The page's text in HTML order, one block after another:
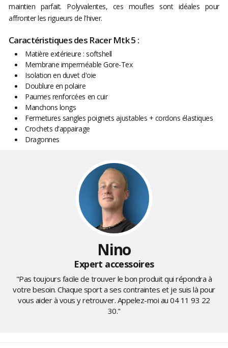
maintien parfait. Polyvalentes, ces moufles sont idéales pour
affronter les rigueurs de l'hiver.
Caractéristiques des Racer Mtk 5 :
Matière extérieure : softshell
Membrane imperméable Gore-Tex
Isolation en duvet d'oie
Doublure en polaire
Paumes renforcées en cuir
Manchons longs
Fermetures sangles poignets ajustables + cordons élastiques
Crochets d'appairage
Dragonnes
Nino
Expert accessoires
"Pas toujours facile de trouver le bon produit qui répondra à
votre besoin. Chaque sport a ses contraintes et je suis là pour
vous aider à vous y retrouver. Appelez-moi au04 11 93 22
30."